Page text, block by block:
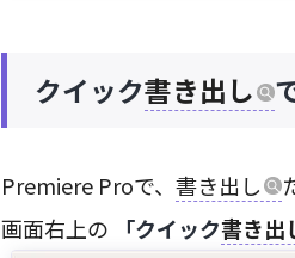
クイック書き出し
Premiere Proで、 書き出し
画面右上の
「クイック書き出